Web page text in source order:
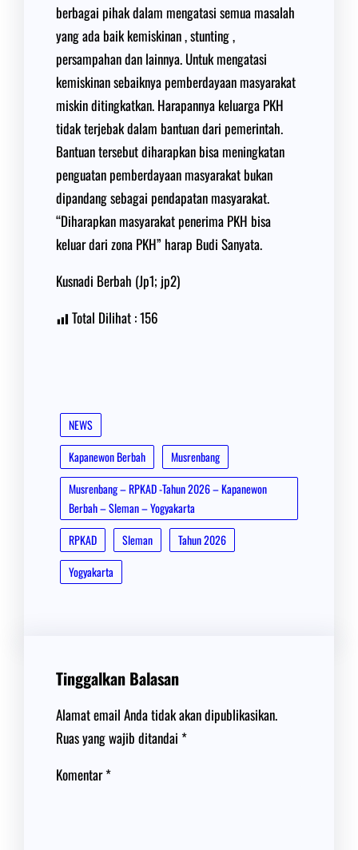
berbagai pihak dalam mengatasi semua masalah
yang ada baik kemiskinan , stunting ,
persampahan dan lainnya. Untuk mengatasi
kemiskinan sebaiknya pemberdayaan masyarakat
miskin ditingkatkan. Harapannya keluarga PKH
tidak terjebak dalam bantuan dari pemerintah.
Bantuan tersebut diharapkan bisa meningkatan
penguatan pemberdayaan masyarakat bukan
dipandang sebagai pendapatan masyarakat.
“Diharapkan masyarakat penerima PKH bisa
keluar dari zona PKH” harap Budi Sanyata.
Kusnadi Berbah (Jp1; jp2)
Total Dilihat :156
NEWS
Kapanewon Berbah
Musrenbang
Musrenbang – RPKAD -Tahun 2026 – Kapanewon
Berbah – Sleman – Yogyakarta
RPKAD
Sleman
Tahun 2026
Yogyakarta
Tinggalkan Balasan
Alamat email Anda tidak akan dipublikasikan.
Ruas yang wajib ditandai *
Komentar*